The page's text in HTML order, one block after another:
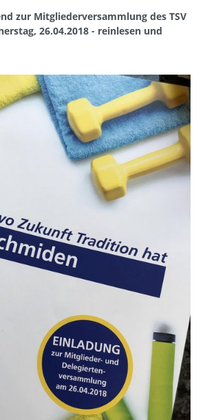
zur Mitgliederversammlung des TSV
26.04.2018 - reinlesen und